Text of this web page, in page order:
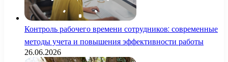
Контроль рабочего времени сотрудников: современные
методы учета и повышения эффективности работы
26.06.2026